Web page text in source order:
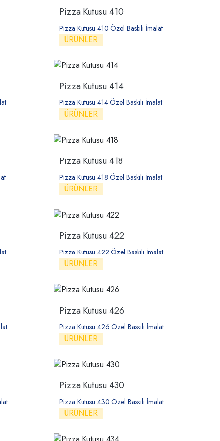
Pizza Kutusu 410
Pizza Kutusu 410 Özel Baskılı İmalat
ÜRÜNLER
Pizza Kutusu 414
Pizza Kutusu 414 Özel Baskılı İmalat
ÜRÜNLER
Pizza Kutusu 418
Pizza Kutusu 418 Özel Baskılı İmalat
ÜRÜNLER
Pizza Kutusu 422
Pizza Kutusu 422 Özel Baskılı İmalat
ÜRÜNLER
Pizza Kutusu 426
Pizza Kutusu 426 Özel Baskılı İmalat
ÜRÜNLER
Pizza Kutusu 430
Pizza Kutusu 430 Özel Baskılı İmalat
ÜRÜNLER